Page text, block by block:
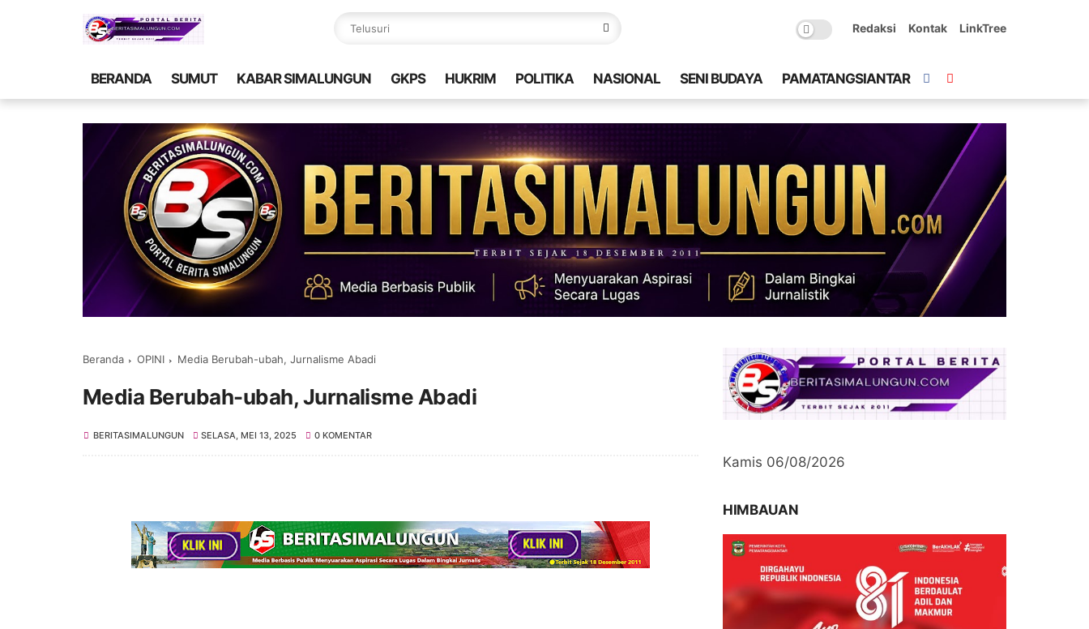
Redaksi Kontak LinkTree
BERANDA SUMUT KABAR SIMALUNGUN GKPS HUKRIM POLITIKA NASIONAL SENI BUDAYA PAMATANGSIANTAR
Beranda OPINI Media Berubah-ubah, Jurnalisme Abadi
Media Berubah-ubah, Jurnalisme Abadi
BERITASIMALUNGUN SELASA, MEI 13, 2025 0 KOMENTAR
Kamis 06/08/2026
HIMBAUAN